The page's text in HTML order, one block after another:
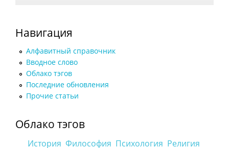
Навигация
Алфавитный справочник
Вводное слово
Облако тэгов
Последние обновления
Прочие статьи
Облако тэгов
История Философия Психология Религия